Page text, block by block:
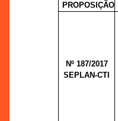
PROPOSIÇÃO
Nº 187/2017
SEPLAN-CTI